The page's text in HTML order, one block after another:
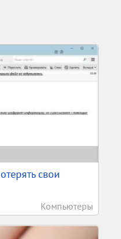
свои
Компьютеры